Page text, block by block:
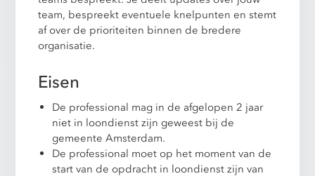
team, bespreekt eventuele knelpunten en stemt
af over de prioriteiten binnen de bredere
organisatie.
Eisen
De professional mag in de afgelopen 2 jaar
niet in loondienst zijn geweest bij de
gemeente Amsterdam.
De professional moet op het moment van de
start van de opdracht in loondienst zijn van